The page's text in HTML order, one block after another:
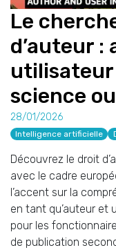
Le
d’auteur :
utilisateur
science
28/01/2026
Intelligence artificielle
Découvrez le droit
avec le cadre
l’accent sur la
en tant qu’auteur et
pour les
de publication